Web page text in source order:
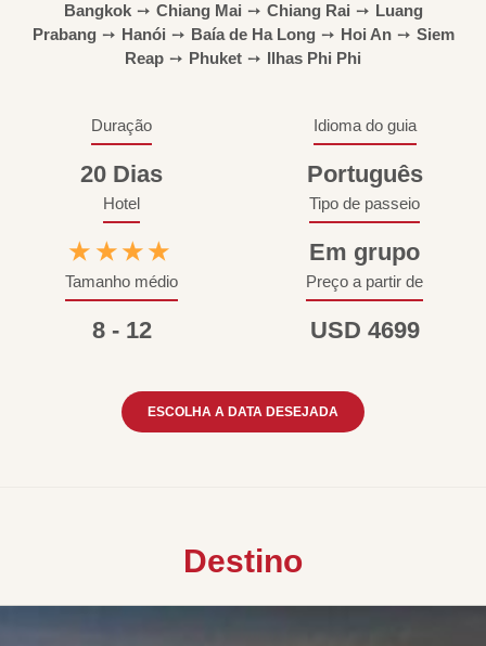
Bangkok ➙ Chiang Mai ➙ Chiang Rai ➙ Luang
Prabang ➙ Hanói ➙ Baía de Ha Long ➙ Hoi An ➙ Siem
Reap ➙ Phuket ➙ Ilhas Phi Phi
Duração
20 Dias
Idioma do guia
Português
Hotel
★★★★
Tipo de passeio
Em grupo
Tamanho médio
8 - 12
Preço a partir de
USD 4699
ESCOLHA A DATA DESEJADA
Destino